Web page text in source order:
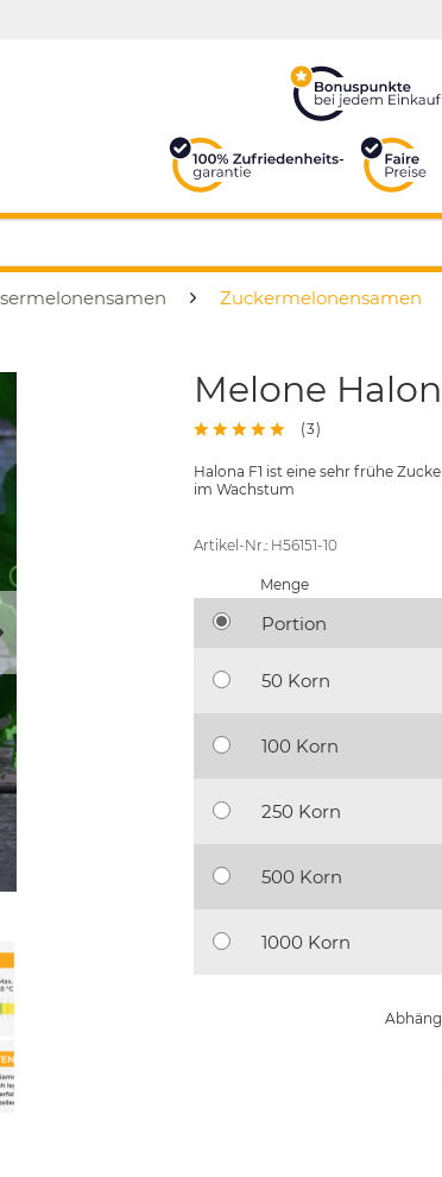
Zuckermelonensamen
Melone
(3)
Halona F1 ist eine sehr frühe
im Wachstum
Artikel-Nr.: H56151-10
Menge
Portion
50 Korn
100 Korn
250 Korn
500 Korn
1000 Korn